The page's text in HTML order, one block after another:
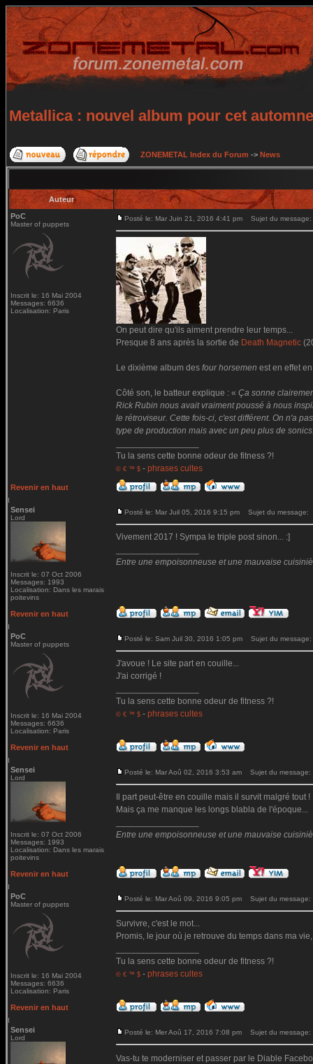
Metallica : nouvel album pour cet automne
ZONEMETAL Index du Forum -> News
Auteur
PoC
Master of puppets
Inscrit le: 16 Mai 2004
Messages: 6636
Localisation: Paris
Posté le: Mar Juin 21, 2016 4:41 pm Sujet du message:
On peut dire qu'ils aiment prendre leur temps...
Presque 8 ans après la sortie de Death Magnetic
Le dixième album des four horsemen est en effet
Côté son, le batteur explique : « Ça sonne
Rick Rubin nous avait vraiment poussé à nous
le rétroviseur. Cette fois-ci, c'est différent. On n'a
type de production mais avec un peu plus de
Tu la sens cette bonne odeur de fitness ?!
© € ™ $ - phrases cultes
Revenir en haut
Sensei
Lord
Inscrit le: 07 Oct 2006
Messages: 1993
Localisation: Dans les marais
poitevins
Posté le: Mar Juil 05, 2016 9:15 pm Sujet du message:
Vivement 2017 ! Sympa le triple post sinon... :]
Entre une empoisonneuse et une mauvaise
Revenir en haut
PoC
Master of puppets
Inscrit le: 16 Mai 2004
Messages: 6636
Localisation: Paris
Posté le: Sam Juil 30, 2016 1:05 pm Sujet du message:
J'avoue ! Le site part en couille...
J'ai corrigé !
Tu la sens cette bonne odeur de fitness ?!
© € ™ $ - phrases cultes
Revenir en haut
Sensei
Lord
Inscrit le: 07 Oct 2006
Messages: 1993
Localisation: Dans les marais
poitevins
Posté le: Mar Aoû 02, 2016 3:53 am Sujet du message:
Il part peut-être en couille mais il survit malgré tout !
Mais ça me manque les longs blabla de l'époque...
Entre une empoisonneuse et une mauvaise
Revenir en haut
PoC
Master of puppets
Inscrit le: 16 Mai 2004
Messages: 6636
Localisation: Paris
Posté le: Mar Aoû 09, 2016 9:05 pm Sujet du message:
Survivre, c'est le mot...
Promis, le jour où je retrouve du temps dans ma
Tu la sens cette bonne odeur de fitness ?!
© € ™ $ - phrases cultes
Revenir en haut
Sensei
Lord
Posté le: Mer Aoû 17, 2016 7:08 pm Sujet du message:
Vas-tu te moderniser et passer par le Diable